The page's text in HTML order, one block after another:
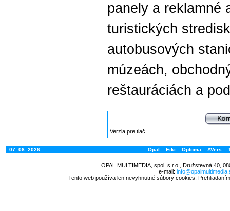
panely a reklamné
turistických
autobusových
múzeách,
reštauráciách a
Verzia pre tlač
07. 08. 2026 Opal Eiki Optoma AVers
OPAL MULTIMEDIA, spol. s r.o., Družstevná 40,
e-mail:
Tento web používa len nevyhnutné súbory cookies.